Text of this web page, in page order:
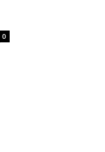
0